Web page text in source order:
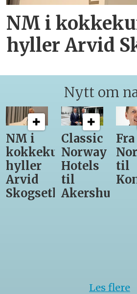
NM i
hyller Arvid
Nytt om
Classic
Norway
Hotels
til
Akershus
Fra
NorEngros
til
Fra
til
Les flere